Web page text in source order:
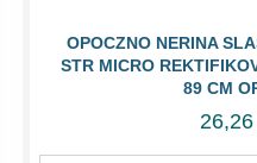
OPOCZNO NERINA
STR MICRO
89 CM
26,26